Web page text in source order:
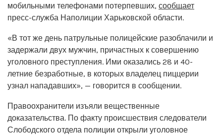
мобильными телефонами потерпевших, сообщает
пресс-служба Наполиции Харьковской области.
«В тот же день патрульные полицейские разоблачили и
задержали двух мужчин, причастных к совершению
уголовного преступления. Ими оказались 28 и 40-
летние безработные, в которых владелец пиццерии
узнал нападавших», — говорится в сообщении.
Правоохранители изъяли вещественные
доказательства. По факту происшествия следователи
Слободского отдела полиции открыли уголовное